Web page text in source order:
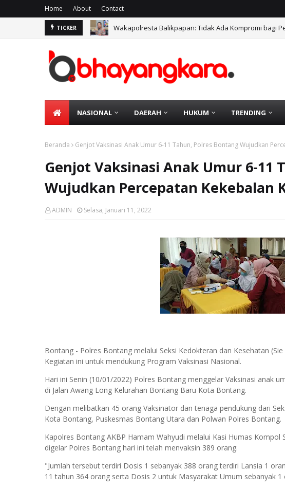
Home About Contact
TICKER Wakapolresta Balikpapan: Tidak Ada Kompromi bagi
NASIONAL DAERAH HUKUM TRENDING
Beranda Genjot Vaksinasi Anak Umur 6-11 Tahun, Polres Bontang Wujudkan
Genjot Vaksinasi Anak Umur 6-11
Wujudkan Percepatan Kekebalan
ADMIN Selasa, Januari 11, 2022
Bontang - Polres Bontang melalui Seksi Kedokteran dan Kesehatan
Kegiatan ini untuk mendukung Program Vaksinasi Nasional.
Hari ini Senin (10/01/2022) Polres Bontang menggelar Vaksinasi anak
di Jalan Awang Long Kelurahan Bontang Baru Kota Bontang.
Dengan melibatkan 45 orang Vaksinator dan tenaga pendukung dari
Kota Bontang, Puskesmas Bontang Utara dan Polwan Polres Bontang.
Kapolres Bontang AKBP Hamam Wahyudi melalui Kasi Humas Kompol
digelar Polres Bontang hari ini telah menvaksin 389 orang.
"Jumlah tersebut terdiri Dosis 1 sebanyak 388 orang terdiri Lansia 1
11 tahun 364 orang serta Dosis 2 untuk Masyarakat Umum sebanyak